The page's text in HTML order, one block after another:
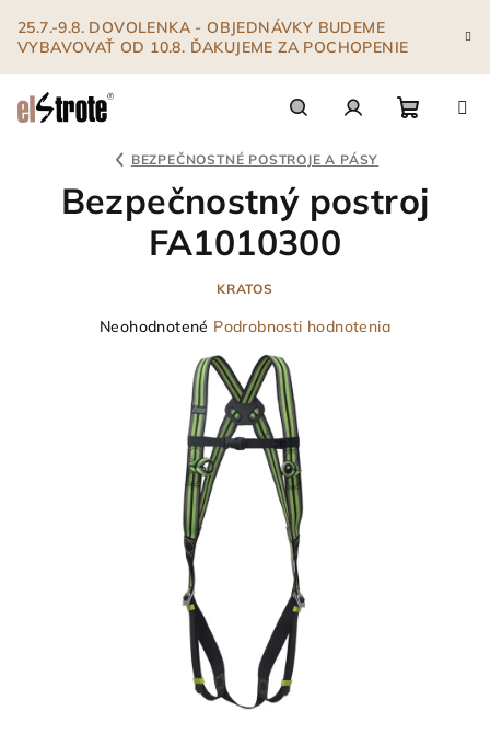
obsah
25.7.-9.8. DOVOLENKA - OBJEDNÁVKY BUDEME
VYBAVOVAŤ OD 10.8. ĎAKUJEME ZA POCHOPENIE
košík
BEZPEČNOSTNÉ POSTROJE A PÁSY
Bezpečnostný postroj
FA1010300
KRATOS
Priemerné
Neohodnotené Podrobnosti hodnotenia